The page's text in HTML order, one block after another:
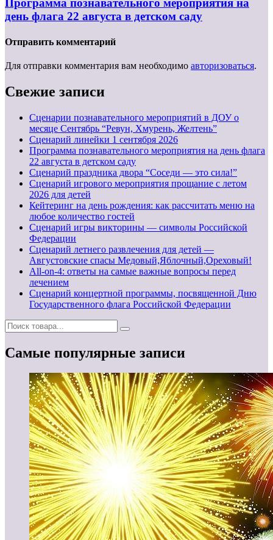
Программа познавательного мероприятия на
день флага 22 августа в детском саду
Отправить комментарий
Для отправки комментария вам необходимо авторизоваться.
Свежие записи
Сценарии познавательного мероприятий в ДОУ о
месяце Сентябрь “Ревун, Хмурень, Желтень”
Cценарий линейки 1 сентября 2026
Программа познавательного мероприятия на день флага
22 августа в детском саду
Сценарий праздника двора “Соседи — это сила!”
Сценарий игрового мероприятия прощание с летом
2026 для детей
Кейтеринг на день рождения: как рассчитать меню на
любое количество гостей
Сценарий игры викторины — символы Российской
Федерации
Сценарий летнего развлечения для детей —
Августовские спасы Медовый,Яблочный,Ореховый!
All-on-4: ответы на самые важные вопросы перед
лечением
Сценарий концертной программы, посвященной Дню
Государственного флага Российской Федерации
Самые популярные записи